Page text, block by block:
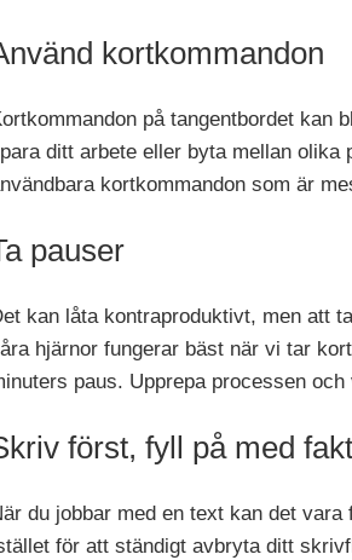
kortkommandon
på tangentbordet kan
ditt arbete eller byta mellan olika
kortkommandon som är
pauser
kan låta kontraproduktivt, men att
hjärnor fungerar bäst när vi tar
paus. Upprepa processen
först, fyll på med
du jobbar med en text kan det
för att ständigt avbryta ditt